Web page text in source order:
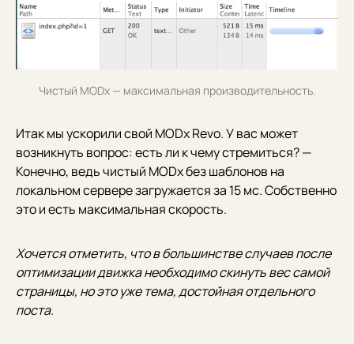
Чистый MODx — максимальная производительность.
Итак мы ускорили свой MODx Revo. У вас может
возникнуть вопрос: есть ли к чему стремиться? —
Конечно, ведь чистый MODx без шаблонов на
локальном сервере загружается за 15 мс. Собственно
это и есть максимальная скорость.
Хочется отметить, что в большинстве случаев после
оптимизации движка необходимо скинуть вес самой
страницы, но это уже тема, достойная отдельного
поста.